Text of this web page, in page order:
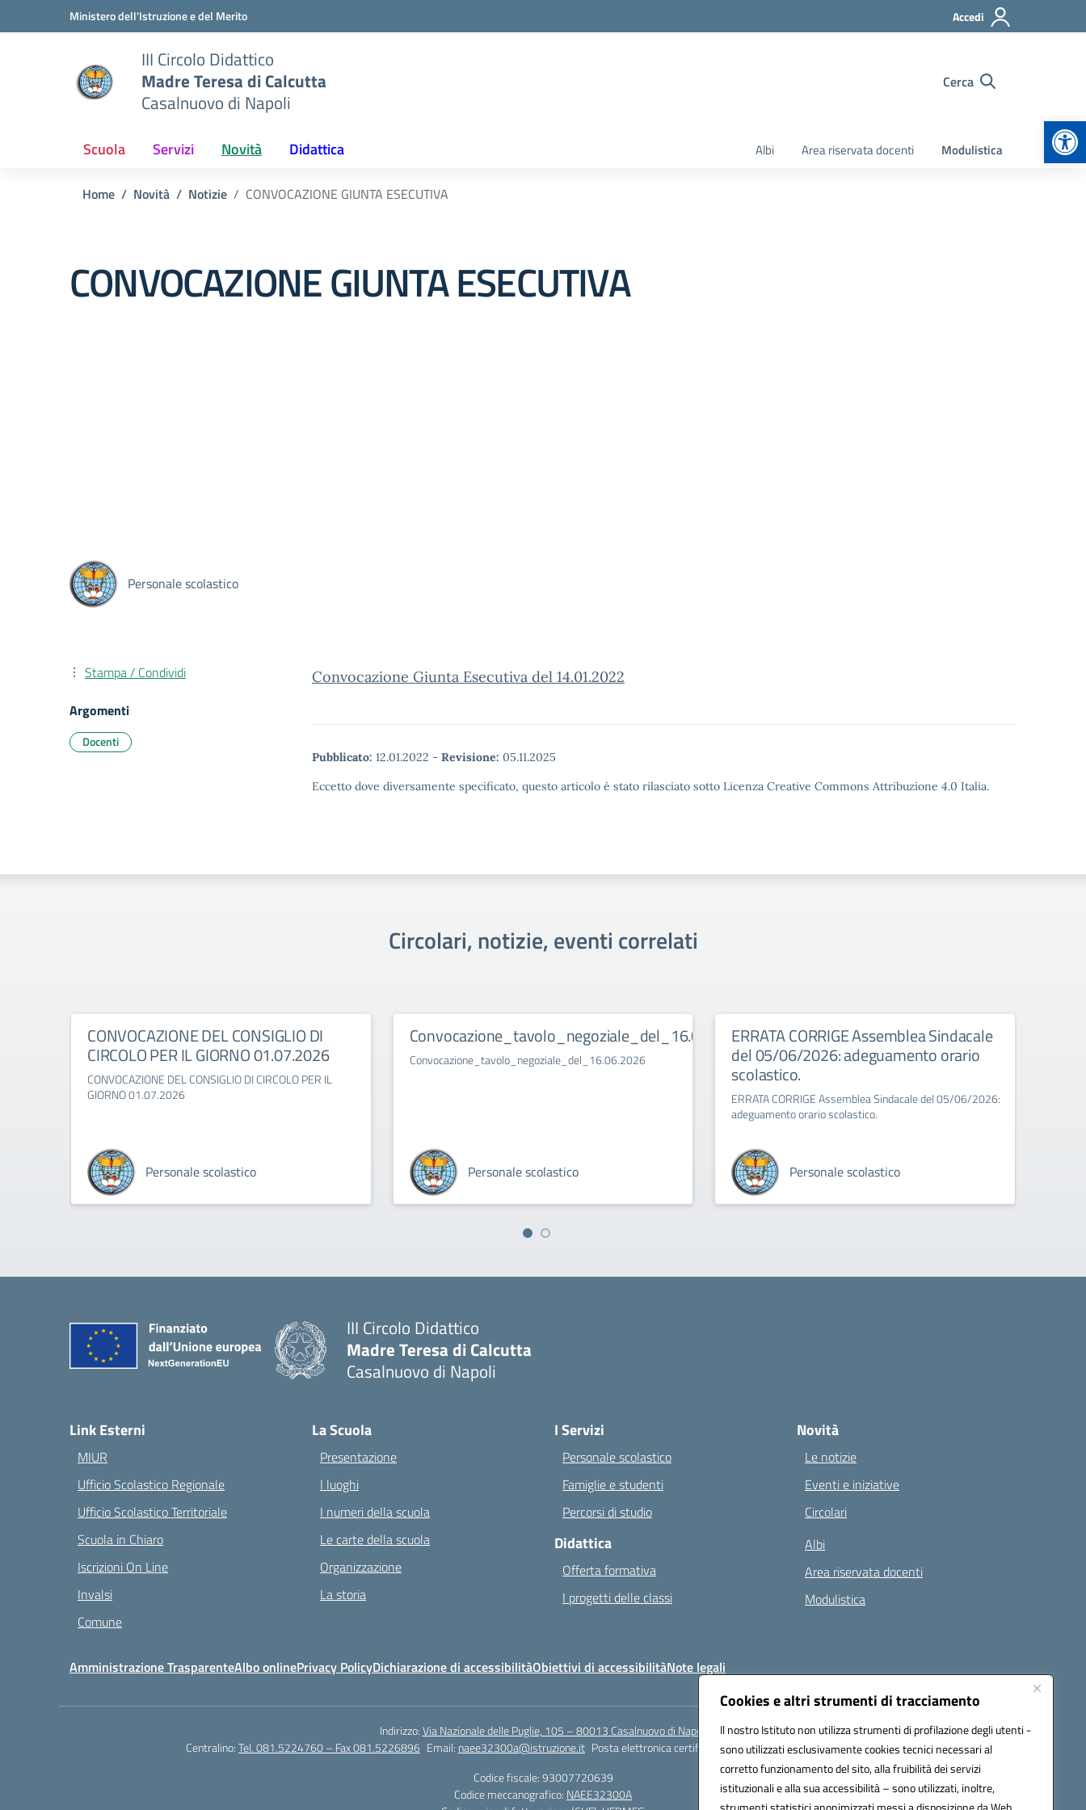
Cookies e altri strumenti di tracciamento
Il nostro Istituto non utilizza strumenti di profilazione degli utenti -
sono utilizzati esclusivamente cookies tecnici necessari al
corretto funzionamento del sito, alla fruibilità dei servizi
istituzionali e alla sua accessibilità – sono utilizzati, inoltre,
Vai ai contenuti
Vai al menu di navigazioneMinistero dell'Istruzione e del Merito Accedi
III Circolo Didattico
Madre Teresa di Calcutta
Casalnuovo di Napoli
Cerca
Scuola Servizi Novità Didattica Albi Area riservata docenti Modulistica
Home Novità Notizie CONVOCAZIONE GIUNTA ESECUTIVA
CONVOCAZIONE GIUNTA ESECUTIVA
Personale scolastico
Convocazione Giunta Esecutiva del 14.01.2022
Pubblicato: 12.01.2022 - Revisione: 05.11.2025
Eccetto dove diversamente specificato, questo articolo è stato rilasciato sotto Licenza Creative Commons Attribuzione 4.0 Italia.
Stampa / Condividi
Argomenti
Docenti
Circolari, notizie, eventi correlati
CONVOCAZIONE DEL CONSIGLIO DI
CIRCOLO PER IL GIORNO 01.07.2026
CONVOCAZIONE DEL CONSIGLIO DI CIRCOLO PER IL
GIORNO 01.07.2026
Personale scolastico
Convocazione_tavolo_negoziale_del_16.06.2026
Convocazione_tavolo_negoziale_del_16.06.2026
Personale scolastico
ERRATA CORRIGE Assemblea Sindacale
del 05/06/2026: adeguamento orario
scolastico.
ERRATA CORRIGE Assemblea Sindacale del 05/06/2026:
adeguamento orario scolastico.
Personale scolastico
III Circolo Didattico
Madre Teresa di Calcutta
Casalnuovo di Napoli
Link Esterni
MIUR
Ufficio Scolastico Regionale
Ufficio Scolastico Territoriale
Scuola in Chiaro
Iscrizioni On Line
Invalsi
Comune
La Scuola
Presentazione
I luoghi
I numeri della scuola
Le carte della scuola
Organizzazione
La storia
I Servizi
Personale scolastico
Famiglie e studenti
Percorsi di studio
Didattica
Offerta formativa
I progetti delle classi
Novità
Le notizie
Eventi e iniziative
Circolari
Albi
Area riservata docenti
Modulistica
Amministrazione TrasparenteAlbo onlinePrivacy PolicyDichiarazione di accessibilitàObiettivi di accessibilitàNote legali
Indirizzo:Via Nazionale delle Puglie, 105 – 80013 Casalnuovo di Napoli
Centralino:Tel. 081.5224760 – Fax 081.5226896 Email: naee32300a@istruzione.it Posta elettronica certificata (PEC):naee32300a@pec.istruzione.it
Codice fiscale: 93007720639
Codice meccanografico: NAEE32300A